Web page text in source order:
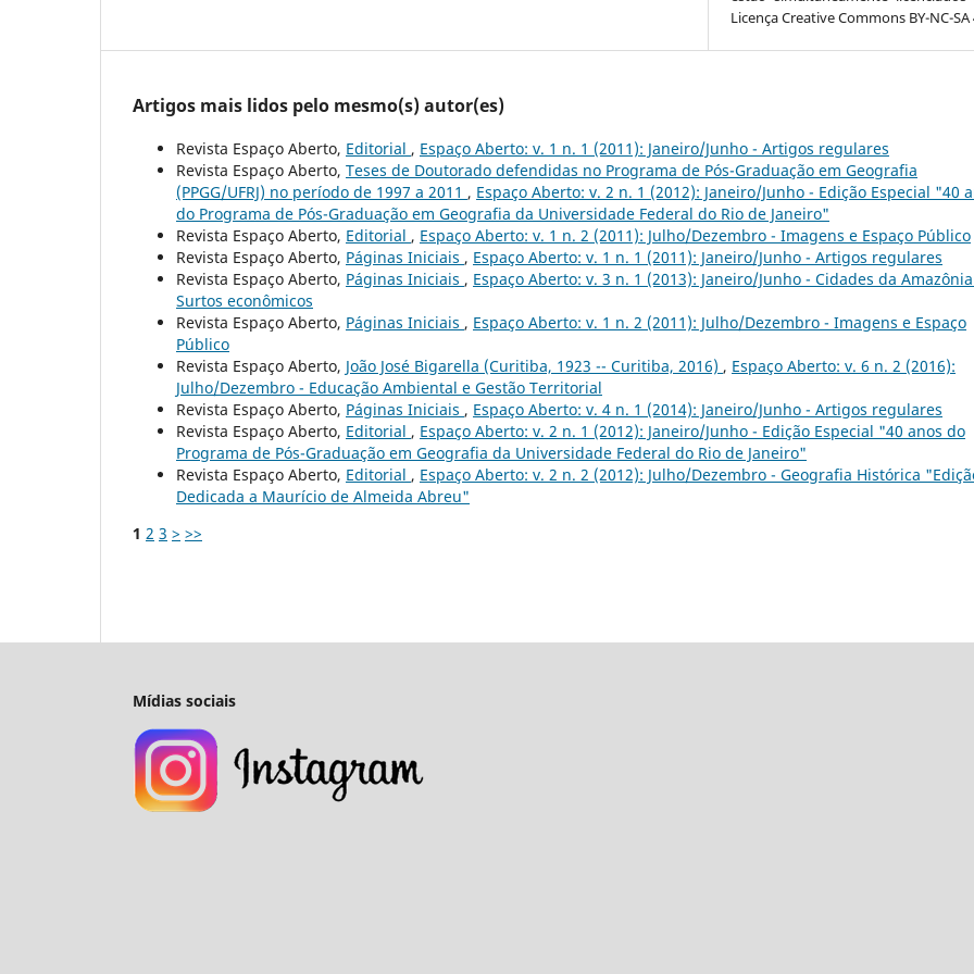
Licença Creative Commons BY-NC-SA
Artigos mais lidos pelo mesmo(s) autor(es)
Revista Espaço Aberto, Editorial , Espaço Aberto: v. 1 n. 1 (2011): Janeiro/Junho - Artigos regulares
Revista Espaço Aberto, Teses de Doutorado defendidas no Programa de Pós-Graduação em Geografia
(PPGG/UFRJ) no período de 1997 a 2011 , Espaço Aberto: v. 2 n. 1 (2012): Janeiro/Junho - Edição Especial "40
do Programa de Pós-Graduação em Geografia da Universidade Federal do Rio de Janeiro"
Revista Espaço Aberto, Editorial , Espaço Aberto: v. 1 n. 2 (2011): Julho/Dezembro - Imagens e Espaço Público
Revista Espaço Aberto, Páginas Iniciais , Espaço Aberto: v. 1 n. 1 (2011): Janeiro/Junho - Artigos regulares
Revista Espaço Aberto, Páginas Iniciais , Espaço Aberto: v. 3 n. 1 (2013): Janeiro/Junho - Cidades da
Surtos econômicos
Revista Espaço Aberto, Páginas Iniciais , Espaço Aberto: v. 1 n. 2 (2011): Julho/Dezembro - Imagens e Espaço
Público
Revista Espaço Aberto, João José Bigarella (Curitiba, 1923 -- Curitiba, 2016) , Espaço Aberto: v. 6 n. 2 (2016):
Julho/Dezembro - Educação Ambiental e Gestão Territorial
Revista Espaço Aberto, Páginas Iniciais , Espaço Aberto: v. 4 n. 1 (2014): Janeiro/Junho - Artigos regulares
Revista Espaço Aberto, Editorial , Espaço Aberto: v. 2 n. 1 (2012): Janeiro/Junho - Edição Especial "40 anos do
Programa de Pós-Graduação em Geografia da Universidade Federal do Rio de Janeiro"
Revista Espaço Aberto, Editorial , Espaço Aberto: v. 2 n. 2 (2012): Julho/Dezembro - Geografia Histórica
Dedicada a Maurício de Almeida Abreu"
1 2 3 > >>
Mídias sociais